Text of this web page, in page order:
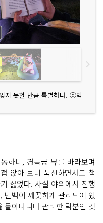
지 못할 만큼 특별하다. ⓒ박
하니, 경복궁 뷰를 바라보며
앉아 보니 푹신하면서도 책
싫었다. 사실 야외에서 진행
빈백이 깨끗하게 관리되어 있
돌아다니며 관리한 덕분인 것